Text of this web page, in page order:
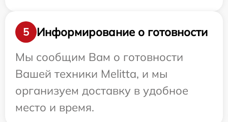
5
Информирование о готовности
Мы сообщим Вам о готовности
Вашей техники Melitta, и мы
организуем доставку в удобное
место и время.